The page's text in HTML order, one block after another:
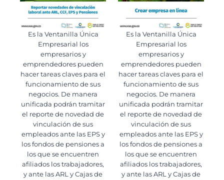
Es la Ventanilla Única
Empresarial los
empresarios y
emprendedores pueden
hacer tareas claves para el
funcionamiento de sus
negocios. De manera
unificada podrán tramitar
el reporte de novedad de
vinculación de sus
empleados ante las EPS y
los fondos de pensiones a
los que se encuentren
afiliados los trabajadores,
y ante las ARL y Cajas de
Es la Ventanilla Única
Empresarial los
empresarios y
emprendedores pueden
hacer tareas claves para el
funcionamiento de sus
negocios. De manera
unificada podrán tramitar
el reporte de novedad de
vinculación de sus
empleados ante las EPS y
los fondos de pensiones a
los que se encuentren
afiliados los trabajadores,
y ante las ARL y Cajas de